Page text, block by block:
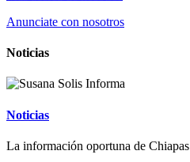
Anunciate con nosotros
Noticias
Noticias
La información oportuna de Chiapas